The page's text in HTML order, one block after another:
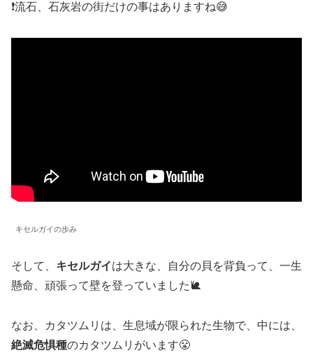
❗️流石、石灰岩の街だけの事はありますね😅
キセルガイの歩み
そして、 キセルガイは大きな、自分の貝を背負って、一生
懸命、頑張って壁を登っていました🐌
なお、カタツムリは、生息域が限られた生物で、中には、
絶滅危惧種のカタツムリがいます😤